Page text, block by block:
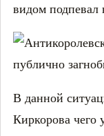
видом подпевал
В данной
Киркорова чего